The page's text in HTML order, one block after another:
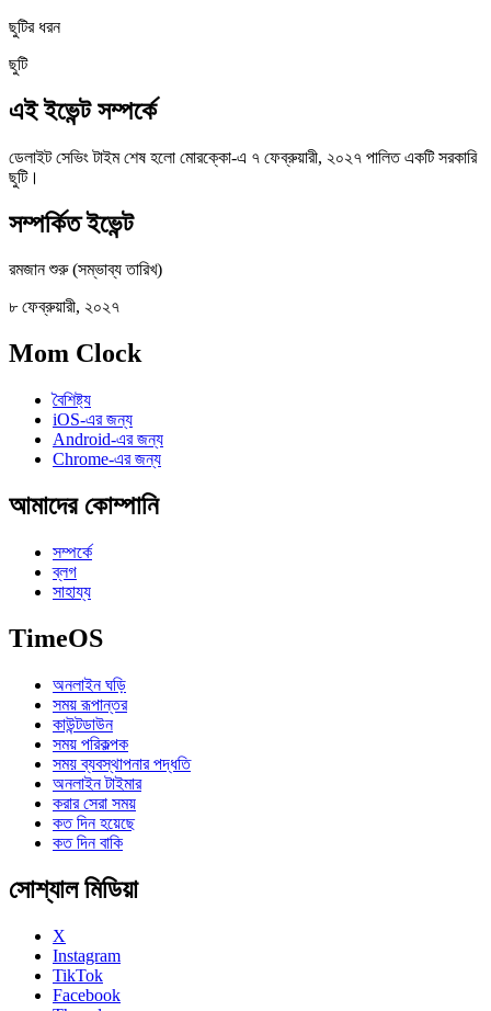
ছুটির ধরন
ছুটি
এই ইভেন্ট সম্পর্কে
ডেলাইট সেভিং টাইম শেষ হলো মোরক্কো-এ ৭ ফেব্রুয়ারী, ২০২৭ পালিত একটি সরকারি
ছুটি।
সম্পর্কিত ইভেন্ট
রমজান শুরু (সম্ভাব্য তারিখ)
৮ ফেব্রুয়ারী, ২০২৭
Mom Clock
বৈশিষ্ট্য
iOS-এর জন্য
Android-এর জন্য
Chrome-এর জন্য
আমাদের কোম্পানি
সম্পর্কে
ব্লগ
সাহায্য
TimeOS
অনলাইন ঘড়ি
সময় রূপান্তর
কাউন্টডাউন
সময় পরিকল্পক
সময় ব্যবস্থাপনার পদ্ধতি
অনলাইন টাইমার
করার সেরা সময়
কত দিন হয়েছে
কত দিন বাকি
সোশ্যাল মিডিয়া
X
Instagram
TikTok
Facebook